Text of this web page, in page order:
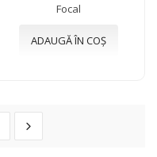
Focal
ADAUGĂ ÎN COȘ